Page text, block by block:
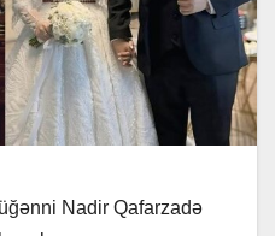
Nadir Qafarzadə